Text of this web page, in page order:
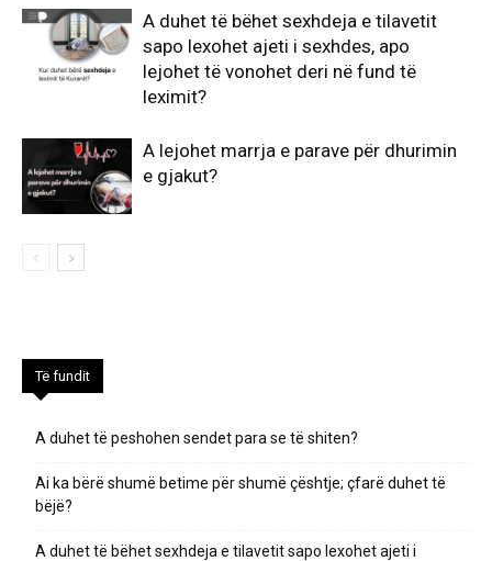
A duhet të bëhet sexhdeja e tilavetit
sapo lexohet ajeti i sexhdes, apo
lejohet të vonohet deri në fund të
leximit?
A lejohet marrja e parave për dhurimin
e gjakut?
Të fundit
A duhet të peshohen sendet para se të shiten?
Ai ka bërë shumë betime për shumë çështje; çfarë duhet të
bëjë?
A duhet të bëhet sexhdeja e tilavetit sapo lexohet ajeti i